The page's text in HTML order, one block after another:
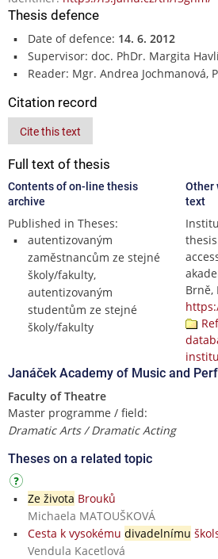
Thesis defence
Date of defence: 14. 6. 2012
Supervisor: doc. PhDr. Margita
Reader: Mgr. Andrea Jochmanová,
Citation record
Cite this text
Full text of thesis
Contents of on-line thesis
archive
Published in Theses:
autentizovaným
zaměstnancům ze stejné
školy/fakulty,
autentizovaným
studentům ze stejné
školy/fakulty
Other
text
Brně,
Janáček Academy of Music and
Faculty of Theatre
Master programme / field:
Dramatic Arts / Dramatic Acting
Theses on a related topic
Ze života Brouků
Michaela MATOUŠKOVÁ
Cesta k vysokému divadelnímu
Vendula Kacetlová